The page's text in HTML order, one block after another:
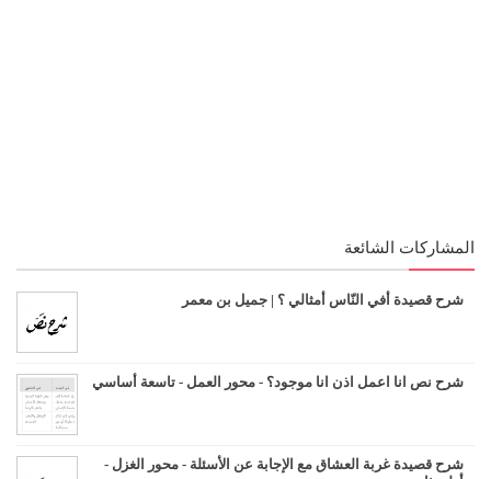
المشاركات الشائعة
شرح قصيدة أفي النّاس أمثالي ؟ | جميل بن معمر
شرح نص انا اعمل اذن انا موجود؟ - محور العمل - تاسعة أساسي
شرح قصيدة غربة العشاق مع الإجابة عن الأسئلة - محور الغزل -